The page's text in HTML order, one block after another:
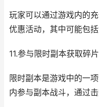
玩家可以通过游戏内的
优惠活动，其中可能包括
11.参与限时副本获取碎片
限时副本是游戏中的一
内参与副本战斗，通过